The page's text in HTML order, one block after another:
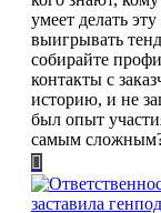
умеет делать
выигрывать
собирайте
контакты с
историю, и не
был опыт
самым